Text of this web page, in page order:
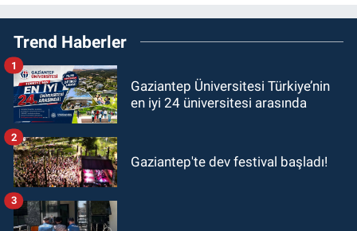
Trend Haberler
Gaziantep Üniversitesi Türkiye’nin
en iyi 24 üniversitesi arasında
1
Gaziantep'te dev festival başladı!
2
3